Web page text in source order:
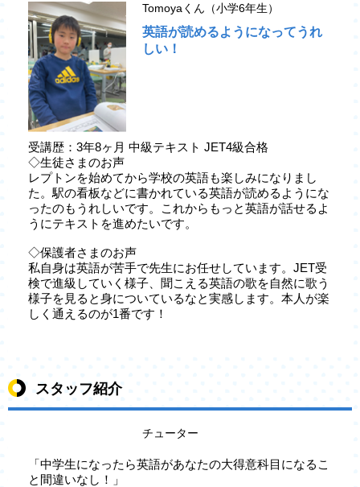
Tomoyaくん（小学6年生）
英語が読めるようになってうれ
しい！
受講歴：3年8ヶ月 中級テキスト JET4級合格
◇生徒さまのお声
レプトンを始めてから学校の英語も楽しみになりまし
た。駅の看板などに書かれている英語が読めるようにな
ったのもうれしいです。これからもっと英語が話せるよ
うにテキストを進めたいです。
◇保護者さまのお声
私自身は英語が苦手で先生にお任せしています。JET受
検で進級していく様子、聞こえる英語の歌を自然に歌う
様子を見ると身についているなと実感します。本人が楽
しく通えるのが1番です！
スタッフ紹介
チューター
「中学生になったら英語があなたの大得意科目になるこ
と間違いなし！」